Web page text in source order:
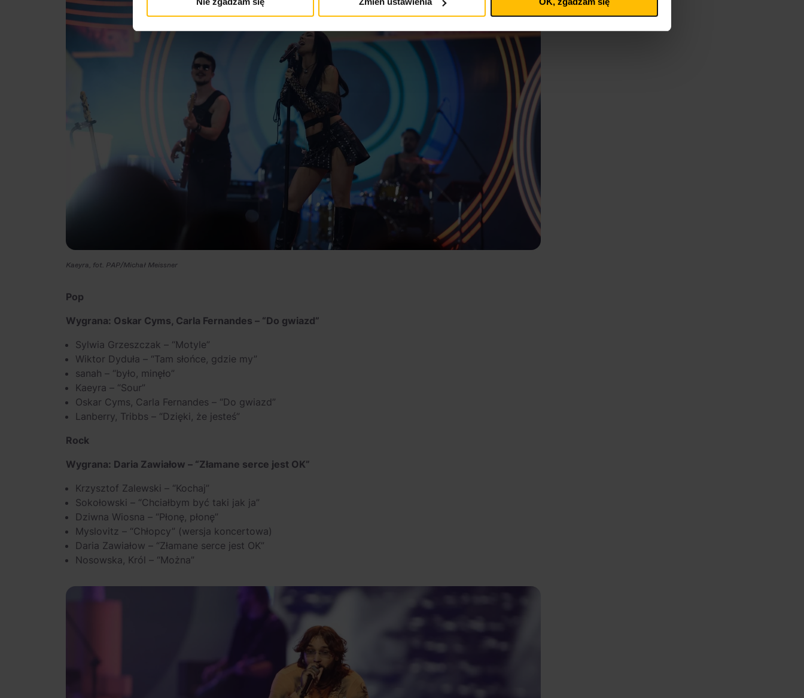
Kaeyra, fot. PAP/Michał Meissner
Pop
Wygrana: Oskar Cyms, Carla Fernandes – “Do gwiazd”
Sylwia Grzeszczak – “Motyle”
Wiktor Dyduła – “Tam słońce, gdzie my”
sanah – “było, minęło”
Kaeyra – “Sour”
Oskar Cyms, Carla Fernandes – “Do gwiazd”
Lanberry, Tribbs – “Dzięki, że jesteś”
Rock
Wygrana: Daria Zawiałow – “Złamane serce jest OK”
Krzysztof Zalewski – “Kochaj”
Sokołowski – “Chciałbym być taki jak ja”
Dziwna Wiosna – “Płonę, płonę”
Myslovitz – “Chłopcy” (wersja koncertowa)
Daria Zawiałow – “Złamane serce jest OK”
Nosowska, Król – “Można”